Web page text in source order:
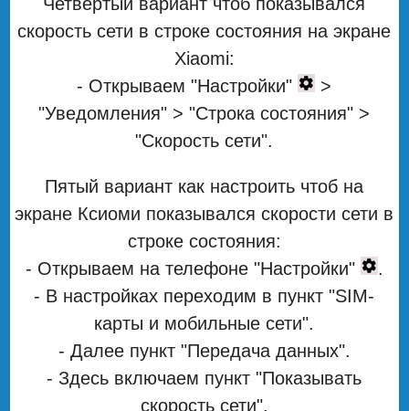
скорость сети в строке состояния на экране
Xiaomi:
- Открываем "Настройки"
>
"Уведомления" > "Строка состояния" >
"Скорость сети".
Пятый вариант как настроить чтоб на
экране Ксиоми показывался скорости сети в
строке состояния:
- Открываем на телефоне "Настройки"
.
- В настройках переходим в пункт "SIM-
карты и мобильные сети".
- Далее пункт "Передача данных".
- Здесь включаем пункт "Показывать
скорость сети".